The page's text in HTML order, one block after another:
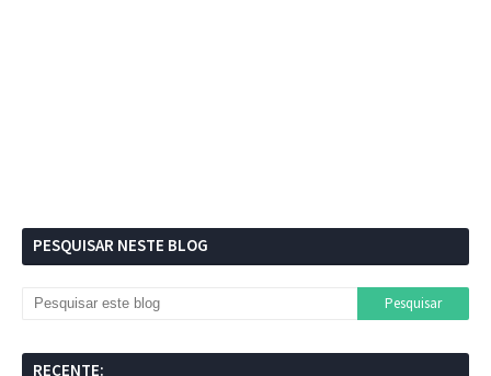
PESQUISAR NESTE BLOG
RECENTE: